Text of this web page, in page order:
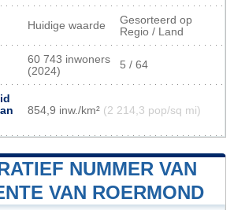
Huidige waarde
Gesorteerd op
Regio / Land
60 743 inwoners
(2024)
5 / 64
854,9 inw./km² (2 214,3 pop/sq mi)
NUMMER VAN
VAN ROERMOND